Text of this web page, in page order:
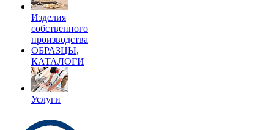
Изделия
собственного
производства
ОБРАЗЦЫ,
КАТАЛОГИ
Услуги